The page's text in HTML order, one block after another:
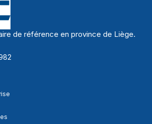
de référence en province de Liège.